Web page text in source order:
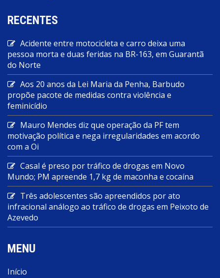
RECENTES
Acidente entre motocicleta e carro deixa uma
pessoa morta e duas feridas na BR-163, em Guarantã
do Norte
Aos 20 anos da Lei Maria da Penha, Barbudo
propõe pacote de medidas contra violência e
feminicídio
Mauro Mendes diz que operação da PF tem
motivação política e nega irregularidades em acordo
com a Oi
Casal é preso por tráfico de drogas em Novo
Mundo; PM apreende 1,7 kg de maconha e cocaína
Três adolescentes são apreendidos por ato
infracional análogo ao tráfico de drogas em Peixoto de
Azevedo
MENU
Início